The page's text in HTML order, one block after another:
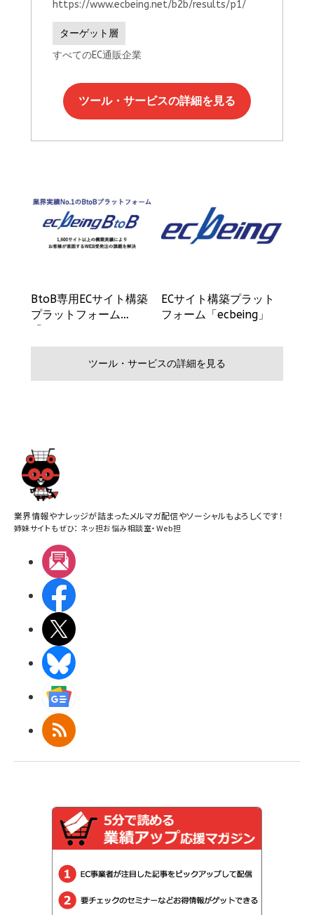
業界情報やナレッジが詰まったメルマガ配信やソーシャルもよろしくです！
姉妹サイトもぜひ： ネッ担お悩み相談室・Web担
RSS